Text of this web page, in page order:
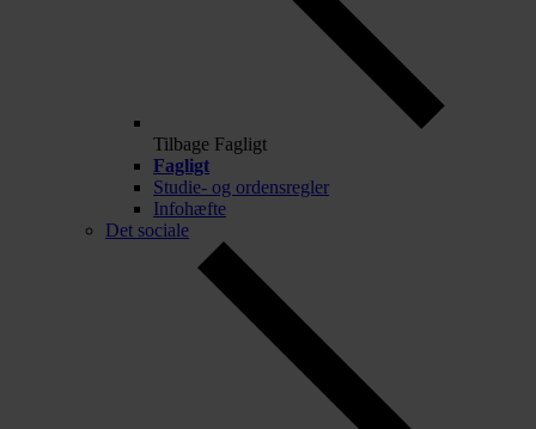
Tilbage Fagligt
Fagligt
Studie- og ordensregler
Infohæfte
Det sociale